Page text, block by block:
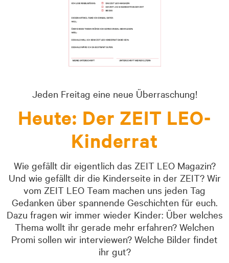
Jeden Freitag eine neue Überraschung!
Heute: Der ZEIT LEO-
Kinderrat
Wie gefällt dir eigentlich das ZEIT LEO Magazin?
Und wie gefällt dir die Kinderseite in der ZEIT? Wir
vom ZEIT LEO Team machen uns jeden Tag
Gedanken über spannende Geschichten für euch.
Dazu fragen wir immer wieder Kinder: Über welches
Thema wollt ihr gerade mehr erfahren? Welchen
Promi sollen wir interviewen? Welche Bilder findet
ihr gut?